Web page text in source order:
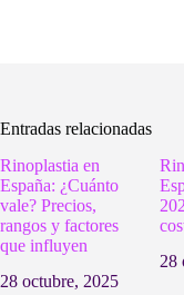
Entradas relacionadas
Rinoplastia en
España: ¿Cuánto
vale? Precios,
rangos y factores
que influyen
28 octubre, 2025
28